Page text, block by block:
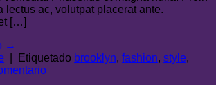
lectus ac, volutpat placerat ante.
[…]
→
Etiquetado brooklyn, fashion, style,